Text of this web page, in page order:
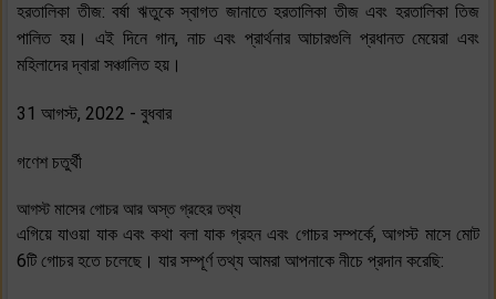
হরতালিকা তীজ: বর্ষা ঋতুকে স্বাগত জানাতে হরতালিকা তীজ এবং হরতালিকা তিজ
পালিত হয়। এই দিনে গান, নাচ এবং প্রার্থনার আচারগুলি প্রধানত মেয়েরা এবং
মহিলাদের দ্বারা সঞ্চালিত হয়।
31 আগস্ট, 2022 - বুধবার
গণেশ চতুর্থী
আগস্ট মাসের গোচর আর অস্ত গ্রহের তথ্য
এগিয়ে যাওয়া যাক এবং কথা বলা যাক গ্রহন এবং গোচর সম্পর্কে, আগস্ট মাসে মোট
6টি গোচর হতে চলেছে। যার সম্পূর্ণ তথ্য আমরা আপনাকে নীচে প্রদান করেছি: